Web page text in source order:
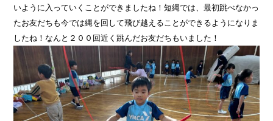
いように入っていくことができましたね！短縄では、最初跳べなかっ
たお友だちも今では縄を回して飛び越えることができるようになりま
したね！なんと２００回近く跳んだお友だちもいました！